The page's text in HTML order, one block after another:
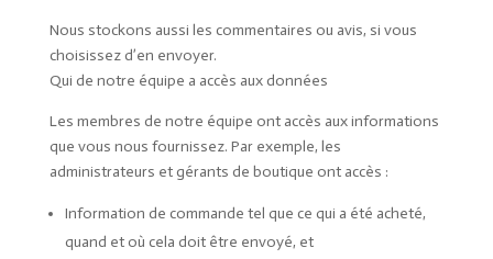
Nous stockons aussi les commentaires ou avis, si vous
choisissez d’en envoyer.
Qui de notre équipe a accès aux données
Les membres de notre équipe ont accès aux informations
que vous nous fournissez. Par exemple, les
administrateurs et gérants de boutique ont accès :
Information de commande tel que ce qui a été acheté,
quand et où cela doit être envoyé, et